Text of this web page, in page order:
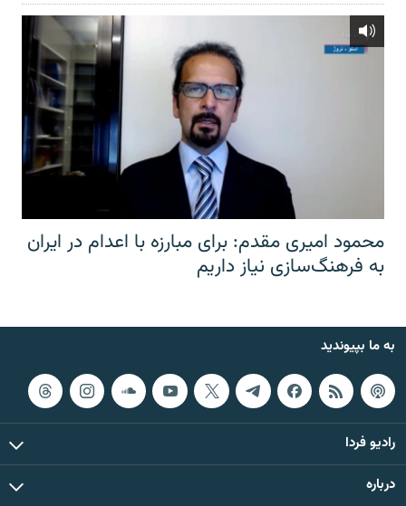
محمود امیری مقدم: برای مبارزه با اعدام در ایران
به فرهنگ‌سازی نیاز داریم
به ما بپیوندید
رادیو فردا
درباره